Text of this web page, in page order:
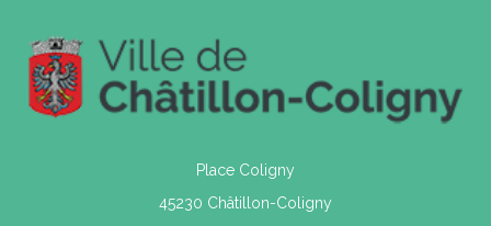
Place Coligny
45230 Châtillon-Coligny